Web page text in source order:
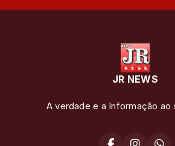
JR NEWS
A verdade e a Informação ao